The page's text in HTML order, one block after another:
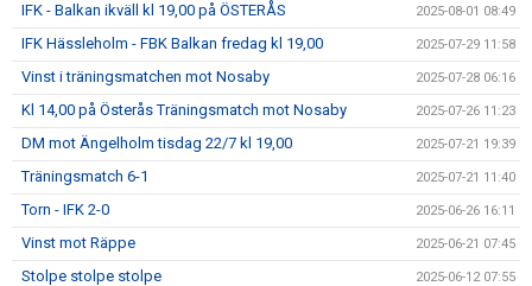
IFK - Balkan ikväll kl 19,00 på ÖSTERÅS 2025-08-01 08:49
IFK Hässleholm - FBK Balkan fredag kl 19,00 2025-07-29 11:58
Vinst i träningsmatchen mot Nosaby 2025-07-28 06:16
Kl 14,00 på Österås Träningsmatch mot Nosaby 2025-07-26 11:23
DM mot Ängelholm tisdag 22/7 kl 19,00 2025-07-21 19:39
Träningsmatch 6-1 2025-07-21 11:40
Torn - IFK 2-0 2025-06-26 16:11
Vinst mot Räppe 2025-06-21 07:45
Stolpe stolpe stolpe 2025-06-12 07:55